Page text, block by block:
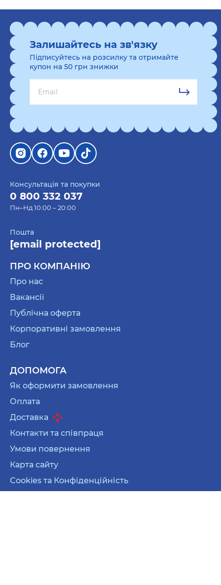
Консультація та покупки
0 800 332 037
Пн–Нд 10:00 – 20:00
Пошта
[email protected]
ПРО КОМПАНІЮ
Про нас
Вакансії
Публічна оферта
Корпоративні замовлення
Блог
ДОПОМОГА
Як оформити замовлення
Оплата
Доставка
Контакти та співпраця
Умови повернення
Карта сайту
Cookies та Конфіденційність
Залишайтесь на зв'язку
Підписуйтесь на розсилку та отримайте
купон на 50 грн знижки